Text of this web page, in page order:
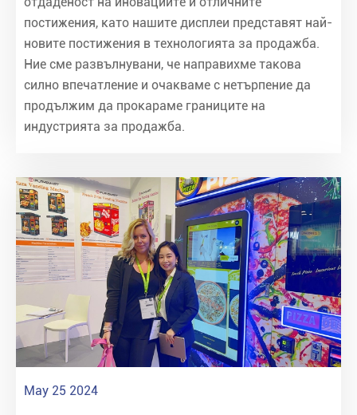
постижения, като нашите дисплеи представят най-
новите постижения в технологията за продажба.
Ние сме развълнувани, че направихме такова
силно впечатление и очакваме с нетърпение да
продължим да прокараме границите на
индустрията за продажба.
May 25 2024